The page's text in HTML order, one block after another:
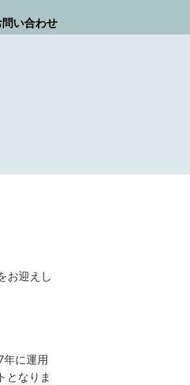
問い合わせ
お迎えし
に運用
となりま